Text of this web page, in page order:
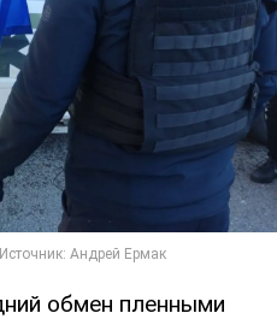
обмен пленными